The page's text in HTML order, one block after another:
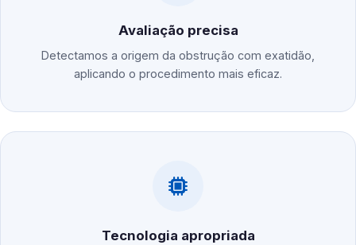
Avaliação precisa
Detectamos a origem da obstrução com exatidão,
aplicando o procedimento mais eficaz.
Tecnologia apropriada